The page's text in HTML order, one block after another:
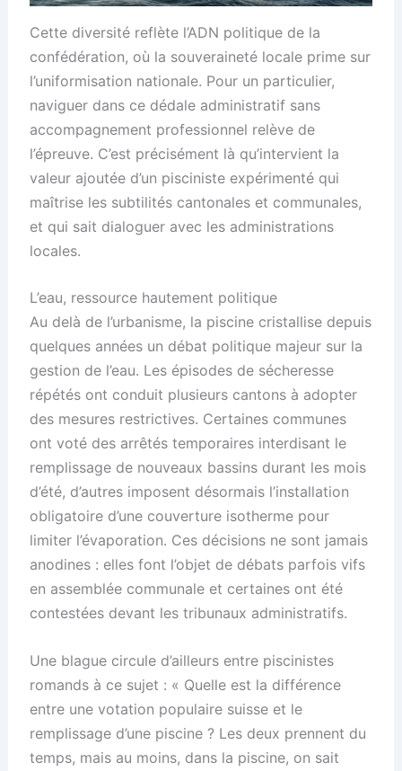
Cette diversité reflète l’ADN politique de la
confédération, où la souveraineté locale prime sur
l’uniformisation nationale. Pour un particulier,
naviguer dans ce dédale administratif sans
accompagnement professionnel relève de
l’épreuve. C’est précisément là qu’intervient la
valeur ajoutée d’un pisciniste expérimenté qui
maîtrise les subtilités cantonales et communales,
et qui sait dialoguer avec les administrations
locales.
L’eau, ressource hautement politique
Au delà de l’urbanisme, la piscine cristallise depuis
quelques années un débat politique majeur sur la
gestion de l’eau. Les épisodes de sécheresse
répétés ont conduit plusieurs cantons à adopter
des mesures restrictives. Certaines communes
ont voté des arrêtés temporaires interdisant le
remplissage de nouveaux bassins durant les mois
d’été, d’autres imposent désormais l’installation
obligatoire d’une couverture isotherme pour
limiter l’évaporation. Ces décisions ne sont jamais
anodines : elles font l’objet de débats parfois vifs
en assemblée communale et certaines ont été
contestées devant les tribunaux administratifs.
Une blague circule d’ailleurs entre piscinistes
romands à ce sujet : « Quelle est la différence
entre une votation populaire suisse et le
remplissage d’une piscine ? Les deux prennent du
temps, mais au moins, dans la piscine, on sait